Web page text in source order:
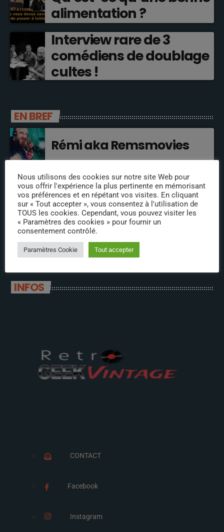
alimentation ?
Interview rare de 3
comédiens de doublage
cultes !
EN BREF
Rémi aka Remsmovies
Lio
Zelda
INFOS
CONTACT
Facebook
Instagram
Nous utilisons des cookies sur notre site Web pour
vous offrir l'expérience la plus pertinente en mémorisant
vos préférences et en répétant vos visites. En cliquant
sur « Tout accepter », vous consentez à l'utilisation de
TOUS les cookies. Cependant, vous pouvez visiter les
« Paramètres des cookies » pour fournir un
consentement contrôlé.
Paramètres Cookie Tout accepter